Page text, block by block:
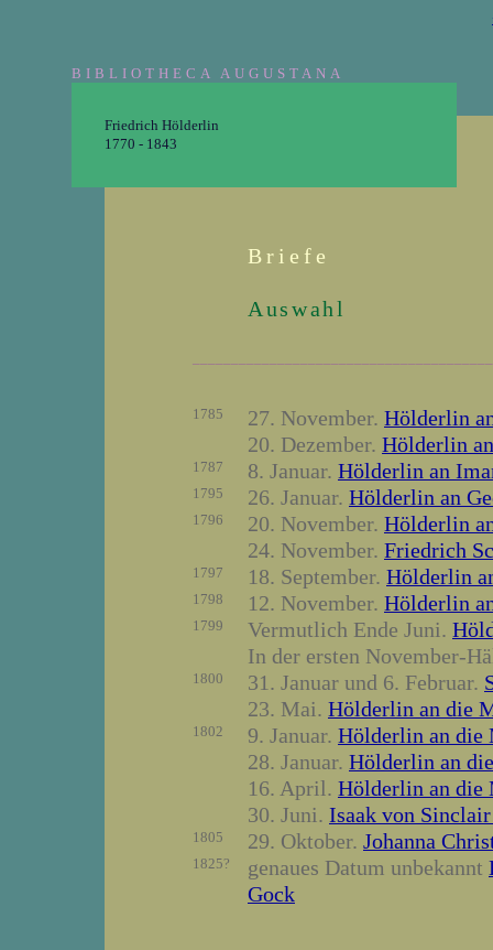
BIBLIOTHECA AUGUSTANA
Friedrich Hölderlin
1770 - 1843
Briefe
Auswahl
1785 27. November. Hölderlin
20. Dezember. Hölderlin
1787 8. Januar. Hölderlin an
1795 26. Januar. Hölderlin an
1796 20. November. Hölderlin
24. November. Friedrich
1797 18. September. Hölderlin
1798 12. November. Hölderlin
1799 Vermutlich Ende Juni.
In der ersten November-
1800 31. Januar und 6. Februar.
23. Mai. Hölderlin an die
1802 9. Januar. Hölderlin an die
28. Januar. Hölderlin an
16. April. Hölderlin an die
30. Juni. Isaak von
1805 29. Oktober. Johanna
1825? genaues Datum unbekannt
Gock